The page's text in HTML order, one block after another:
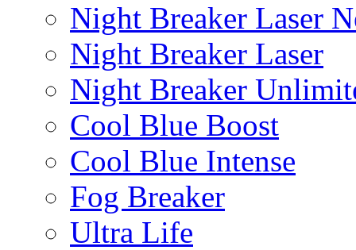
Night Breaker Laser
Night Breaker Laser
Night Breaker
Cool Blue Boost
Cool Blue Intense
Fog Breaker
Ultra Life